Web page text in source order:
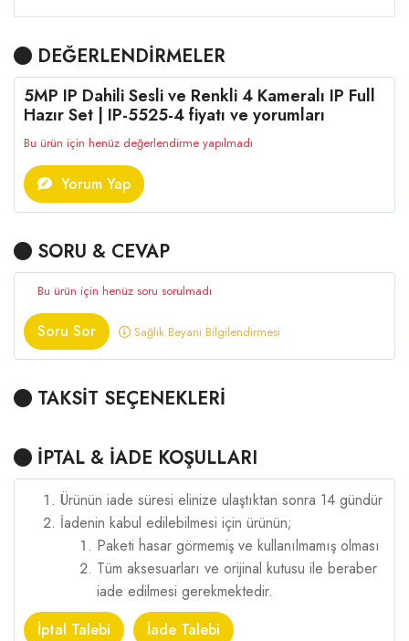
DEĞERLENDİRMELER
5MP IP Dahili Sesli ve Renkli 4 Kameralı IP Full
Hazır Set | IP-5525-4 fiyatı ve yorumları
Bu ürün için henüz değerlendirme yapılmadı
Yorum Yap
SORU & CEVAP
Bu ürün için henüz soru sorulmadı
Soru Sor Sağlık Beyanı Bilgilendirmesi
TAKSİT SEÇENEKLERİ
İPTAL & İADE KOŞULLARI
Ürünün iade süresi elinize ulaştıktan sonra 14 gündür
İadenin kabul edilebilmesi için ürünün;
Paketi hasar görmemiş ve kullanılmamış olması
Tüm aksesuarları ve orijinal kutusu ile beraber
iade edilmesi gerekmektedir.
İptal Talebi
İade Talebi